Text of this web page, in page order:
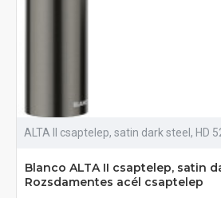
ALTA II csaptelep, satin dark steel, HD
Blanco ALTA II csaptelep, satin
Rozsdamentes acél csaptelep